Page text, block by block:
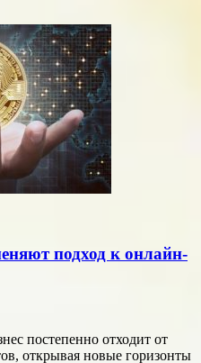
подход к онлайн-
постепенно отходит от
открывая новые горизонты